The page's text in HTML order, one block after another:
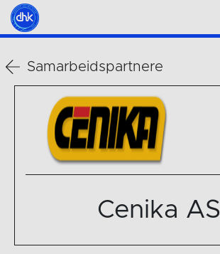
Samarbeidspartnere
Cenika AS